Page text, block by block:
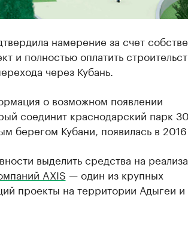
намерение за счет
и полностью оплатить
через Кубань.
о возможном появлении
соединит краснодарский парк
берегом Кубани, появилась в 2016
выделить средства на
AXIS — один из крупных
проекты на территории Адыгеи и